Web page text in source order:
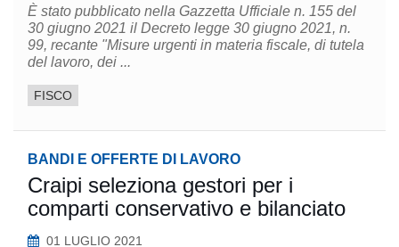
È stato pubblicato nella Gazzetta Ufficiale n. 155 del
30 giugno 2021 il Decreto legge 30 giugno 2021, n.
99, recante "Misure urgenti in materia fiscale, di tutela
del lavoro, dei ...
FISCO
BANDI E OFFERTE DI LAVORO
Craipi seleziona gestori per i
comparti conservativo e bilanciato
01 LUGLIO 2021